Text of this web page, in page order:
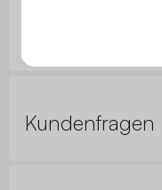
Kundenfragen